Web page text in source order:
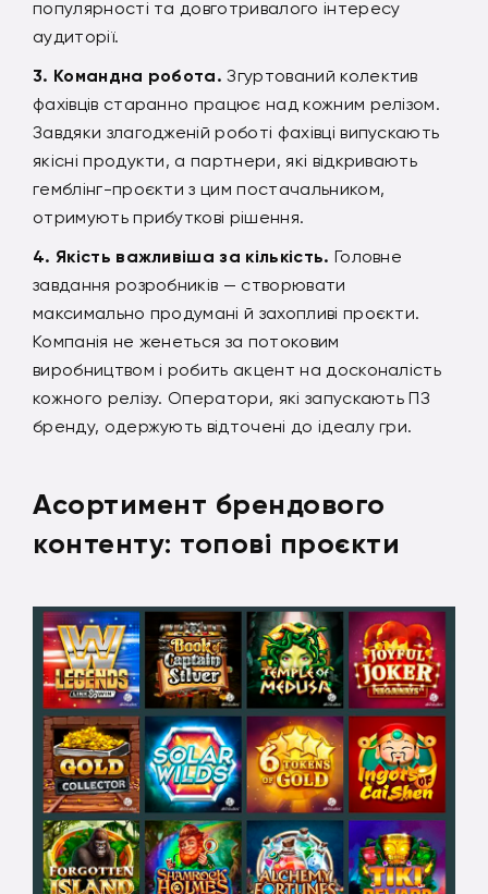
популярності та довготривалого інтересу
аудиторії.
Командна робота. Згуртований колектив
фахівців старанно працює над кожним релізом.
Завдяки злагодженій роботі фахівці випускають
якісні продукти, а партнери, які відкривають
гемблінг-проєкти з цим постачальником,
отримують прибуткові рішення.
Якість важливіша за кількість. Головне
завдання розробників — створювати
максимально продумані й захопливі проєкти.
Компанія не женеться за потоковим
виробництвом і робить акцент на досконалість
кожного релізу. Оператори, які запускають ПЗ
бренду, одержують відточені до ідеалу гри.
Асортимент брендового
контенту: топові проєкти